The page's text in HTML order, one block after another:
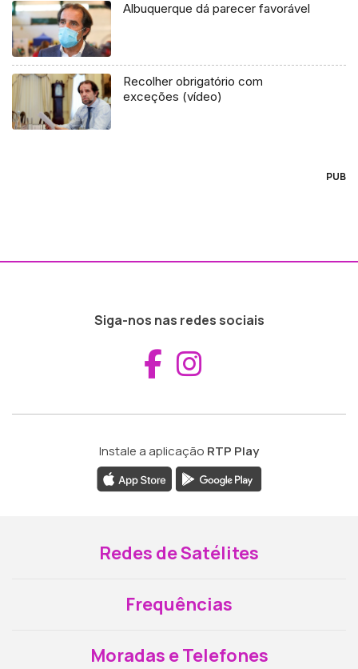
Albuquerque dá parecer favorável
Recolher obrigatório com
exceções (vídeo)
PUB
Siga-nos nas redes sociais
Aceder ao
Instale a aplicação RTP Play
Redes de Satélites
Frequências
Moradas e Telefones